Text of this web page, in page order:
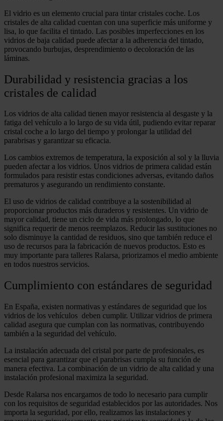
El vidrio es un elemento crucial para tintar cristales coche. Los
cristales de alta calidad cuentan con una superficie más uniforme y
lisa, lo que facilita el tintado. Las posibles imperfecciones en los
vidrios de baja calidad puede afectar a la adherencia del tintado,
provocando burbujas, desprendimiento o decoloración de las
láminas.
Durabilidad y resistencia gracias a los
cristales de calidad
Los vidrios de alta calidad tienen mayor resistencia al desgaste y la
fatiga del vehículo a lo largo de su vida útil, pudiendo evitar reparar
cristal coche a lo largo del tiempo y prolongar la utilidad del
parabrisas y garantizar su eficacia.
Los cambios extremos de temperatura, la exposición al sol y la lluvia
pueden afectar a los vidrios. Unos vidrios de primera calidad están
formulados para resistir estas condiciones adversas, evitando daños
prematuros y asegurando un rendimiento constante.
El uso de vidrios de calidad contribuye a la sostenibilidad al
proporcionar productos más duraderos y resistentes. Un vidrio de
mayor calidad, tiene un ciclo de vida más prolongado, lo que
significa requerir de menos reemplazos. Reducir las sustituciones no
solo disminuye la cantidad de residuos, sino que también reduce el
uso de recursos para la fabricación de nuevos productos. Esto es
muy importante para talleres Ralarsa, priorizamos el medio ambiente
en todos nuestros servicios.
Cumplimiento con estándares de seguridad
En España, existen normativas y estándares de seguridad que los
vidrios de los vehículos deben cumplir. Utilizar vidrios de primera
calidad asegura que cumplan con las normativas, contribuyendo
también a la seguridad del vehículo.
La instalación adecuada del cristal por parte de profesionales, es
esencial para garantizar que el parabrisas cumpla su función de
manera efectiva. La combinación de un vidrio de alta calidad y una
instalación profesional maximiza la seguridad.
Desde Ralarsa nos encargamos de todo lo necesario para cumplir
con los requisitos de seguridad establecidos por las autoridades. Nos
importa la seguridad, por ello, realizamos las instalaciones y